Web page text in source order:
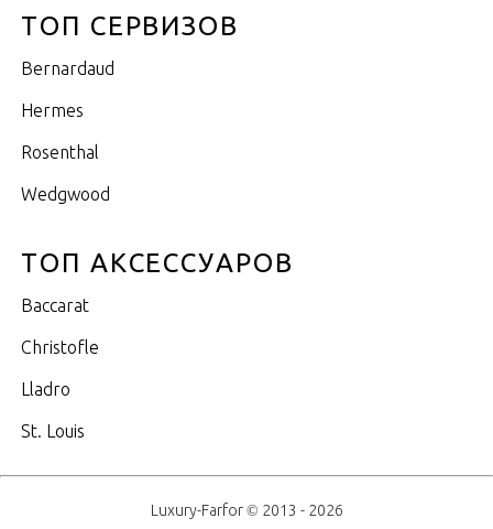
ТОП СЕРВИЗОВ
Bernardaud
Hermes
Rosenthal
Wedgwood
ТОП АКСЕССУАРОВ
Baccarat
Christofle
Lladro
St. Louis
Luxury-Farfor © 2013 - 2026